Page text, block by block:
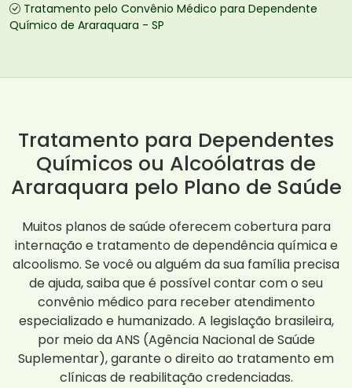
Tratamento pelo Convênio Médico para Dependente
Químico de Araraquara - SP
Tratamento para Dependentes
Químicos ou Alcoólatras de
Araraquara pelo Plano de Saúde
Muitos planos de saúde oferecem cobertura para
internação e tratamento de dependência química e
alcoolismo. Se você ou alguém da sua família precisa
de ajuda, saiba que é possível contar com o seu
convênio médico para receber atendimento
especializado e humanizado. A legislação brasileira,
por meio da ANS (Agência Nacional de Saúde
Suplementar), garante o direito ao tratamento em
clínicas de reabilitação credenciadas.